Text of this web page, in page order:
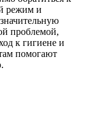
режим и
проблемой,
к гигиене и
помогают